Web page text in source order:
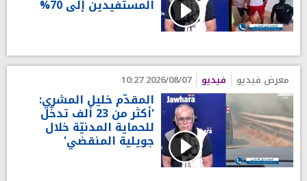
المستفيدين إلى 70%
معرض فيديو فيديو 2026/08/07 10:27
المقدّم خليل المشري:
'أكثر من 23 ألف تدخّل
للحماية المدنيّة خلال
جويلية المنقضي'